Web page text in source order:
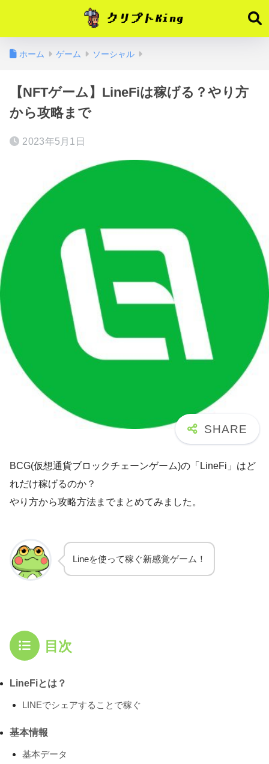
ホーム ゲーム ソーシャル
【NFTゲーム】LineFiは稼げる？やり方
から攻略まで
2023年5月1日
BCG(仮想通貨ブロックチェーンゲーム)の「LineFi」はど
れだけ稼げるのか？
やり方から攻略方法までまとめてみました。
Lineを使って稼ぐ新感覚ゲーム！
目次
LineFiとは？
LINEでシェアすることで稼ぐ
基本情報
基本データ